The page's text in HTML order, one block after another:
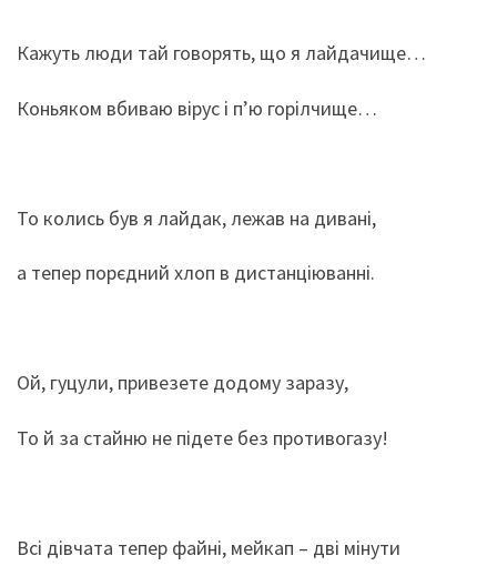
Кажуть люди тай говорять, що я лайдачище…
Коньяком вбиваю вірус і п’ю горілчище…
То колись був я лайдак, лежав на дивані,
а тепер порєдний хлоп в дистанціюванні.
Ой, гуцули, привезете додому заразу,
То й за стайню не підете без противогазу!
Всі дівчата тепер файні, мейкап – дві мінути